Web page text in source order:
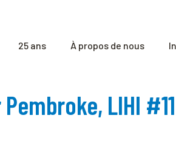
25 ans À propos de nous
LIHI